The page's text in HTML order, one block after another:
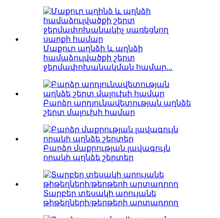
Մաքուր պղնձի և պղնձի
համաձուլվածքի շերտ
ջերմափոխանակման համար...
Բարձր արդյունավետության պղնձե
շերտ մալուխի համար
Բարձր մաքրության լավագույն
որակի պղնձե շերտեր
Տարբեր տեսակի արույանե
թիթեղների/թերթերի արտադրող